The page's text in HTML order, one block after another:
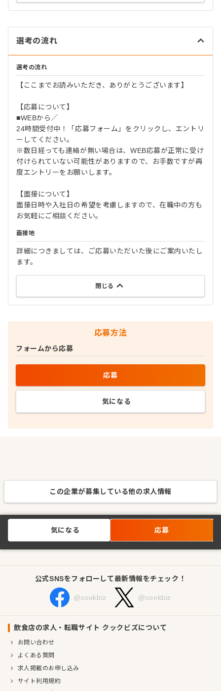
選考の流れ
選考の流れ
【ここまでお読みいただき、ありがとうございます】
【応募について】
■WEBから／
24時間受付中！「応募フォーム」をクリックし、エントリ
ーしてください。
※数日経っても連絡が無い場合は、WEB応募が正常に受け
付けられていない可能性がありますので、お手数ですが再
度エントリーをお願いします。
【面接について】
面接日時や入社日の希望を考慮しますので、在職中の方も
お気軽にご相談ください。
面接地
詳細につきましては、ご応募いただいた後にご案内いたし
ます。
閉じる
応募方法
フォームから応募
応募
気になる
この企業が募集している他の求人情報
気になる 応募
公式SNSをフォローして最新情報をチェック！
@cookbiz @cookbiz
飲食店の求人・転職サイト クックビズについて
お問い合わせ
よくある質問
求人掲載のお申し込み
サイト利用規約